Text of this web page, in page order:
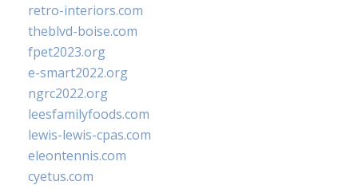
retro-interiors.com
theblvd-boise.com
fpet2023.org
e-smart2022.org
ngrc2022.org
leesfamilyfoods.com
lewis-lewis-cpas.com
eleontennis.com
cyetus.com